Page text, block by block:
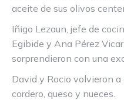
aceite de sus olivos
Iñigo Lezaun, jefe de
Egibide y Ana Pérez
sorprendieron con una
David y Rocio volvieron
cordero, queso y nueces.